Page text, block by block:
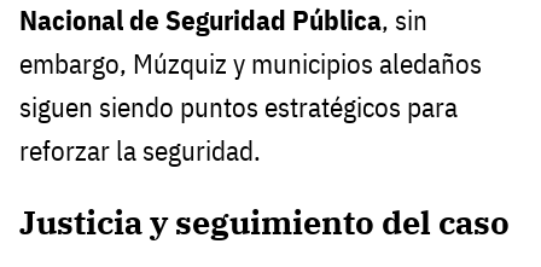
Nacional de Seguridad Pública, sin
embargo, Múzquiz y municipios aledaños
siguen siendo puntos estratégicos para
reforzar la seguridad.
Justicia y seguimiento del caso